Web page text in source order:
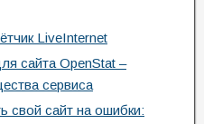
LiveInternet
сайта OpenStat –
сервиса
свой сайт на ошибки: